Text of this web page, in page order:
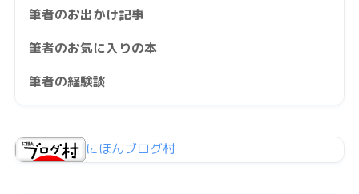
筆者のお出かけ記事
筆者のお気に入りの本
筆者の経験談
にほんブログ村